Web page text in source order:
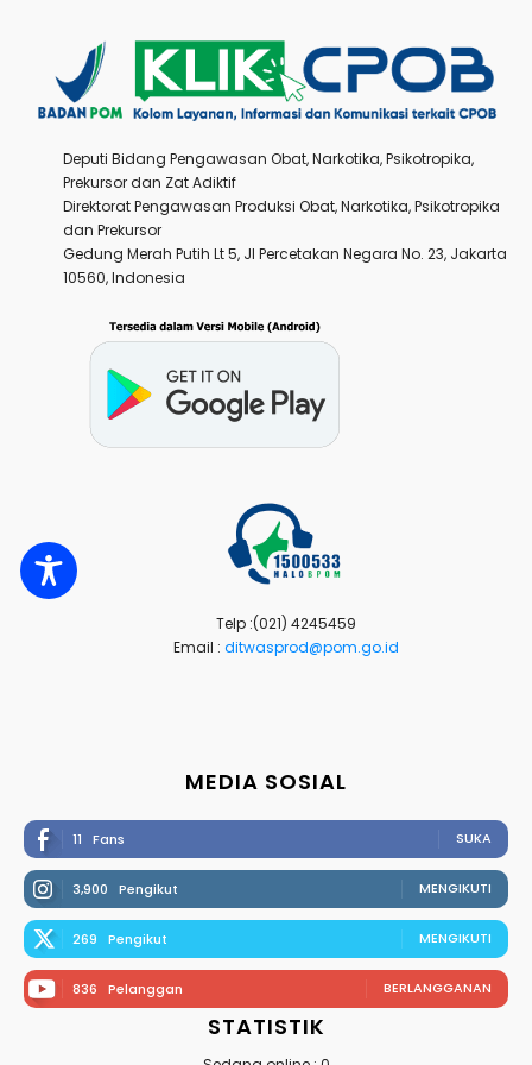
Deputi Bidang Pengawasan Obat, Narkotika, Psikotropika,
Prekursor dan Zat Adiktif
Direktorat Pengawasan Produksi Obat, Narkotika, Psikotropika
dan Prekursor
Gedung Merah Putih Lt 5, Jl Percetakan Negara No. 23, Jakarta
10560, Indonesia
Telp :(021) 4245459
Email : ditwasprod@pom.go.id
MEDIA SOSIAL
11 Fans SUKA
3,900 Pengikut MENGIKUTI
269 Pengikut MENGIKUTI
836 Pelanggan BERLANGGANAN
STATISTIK